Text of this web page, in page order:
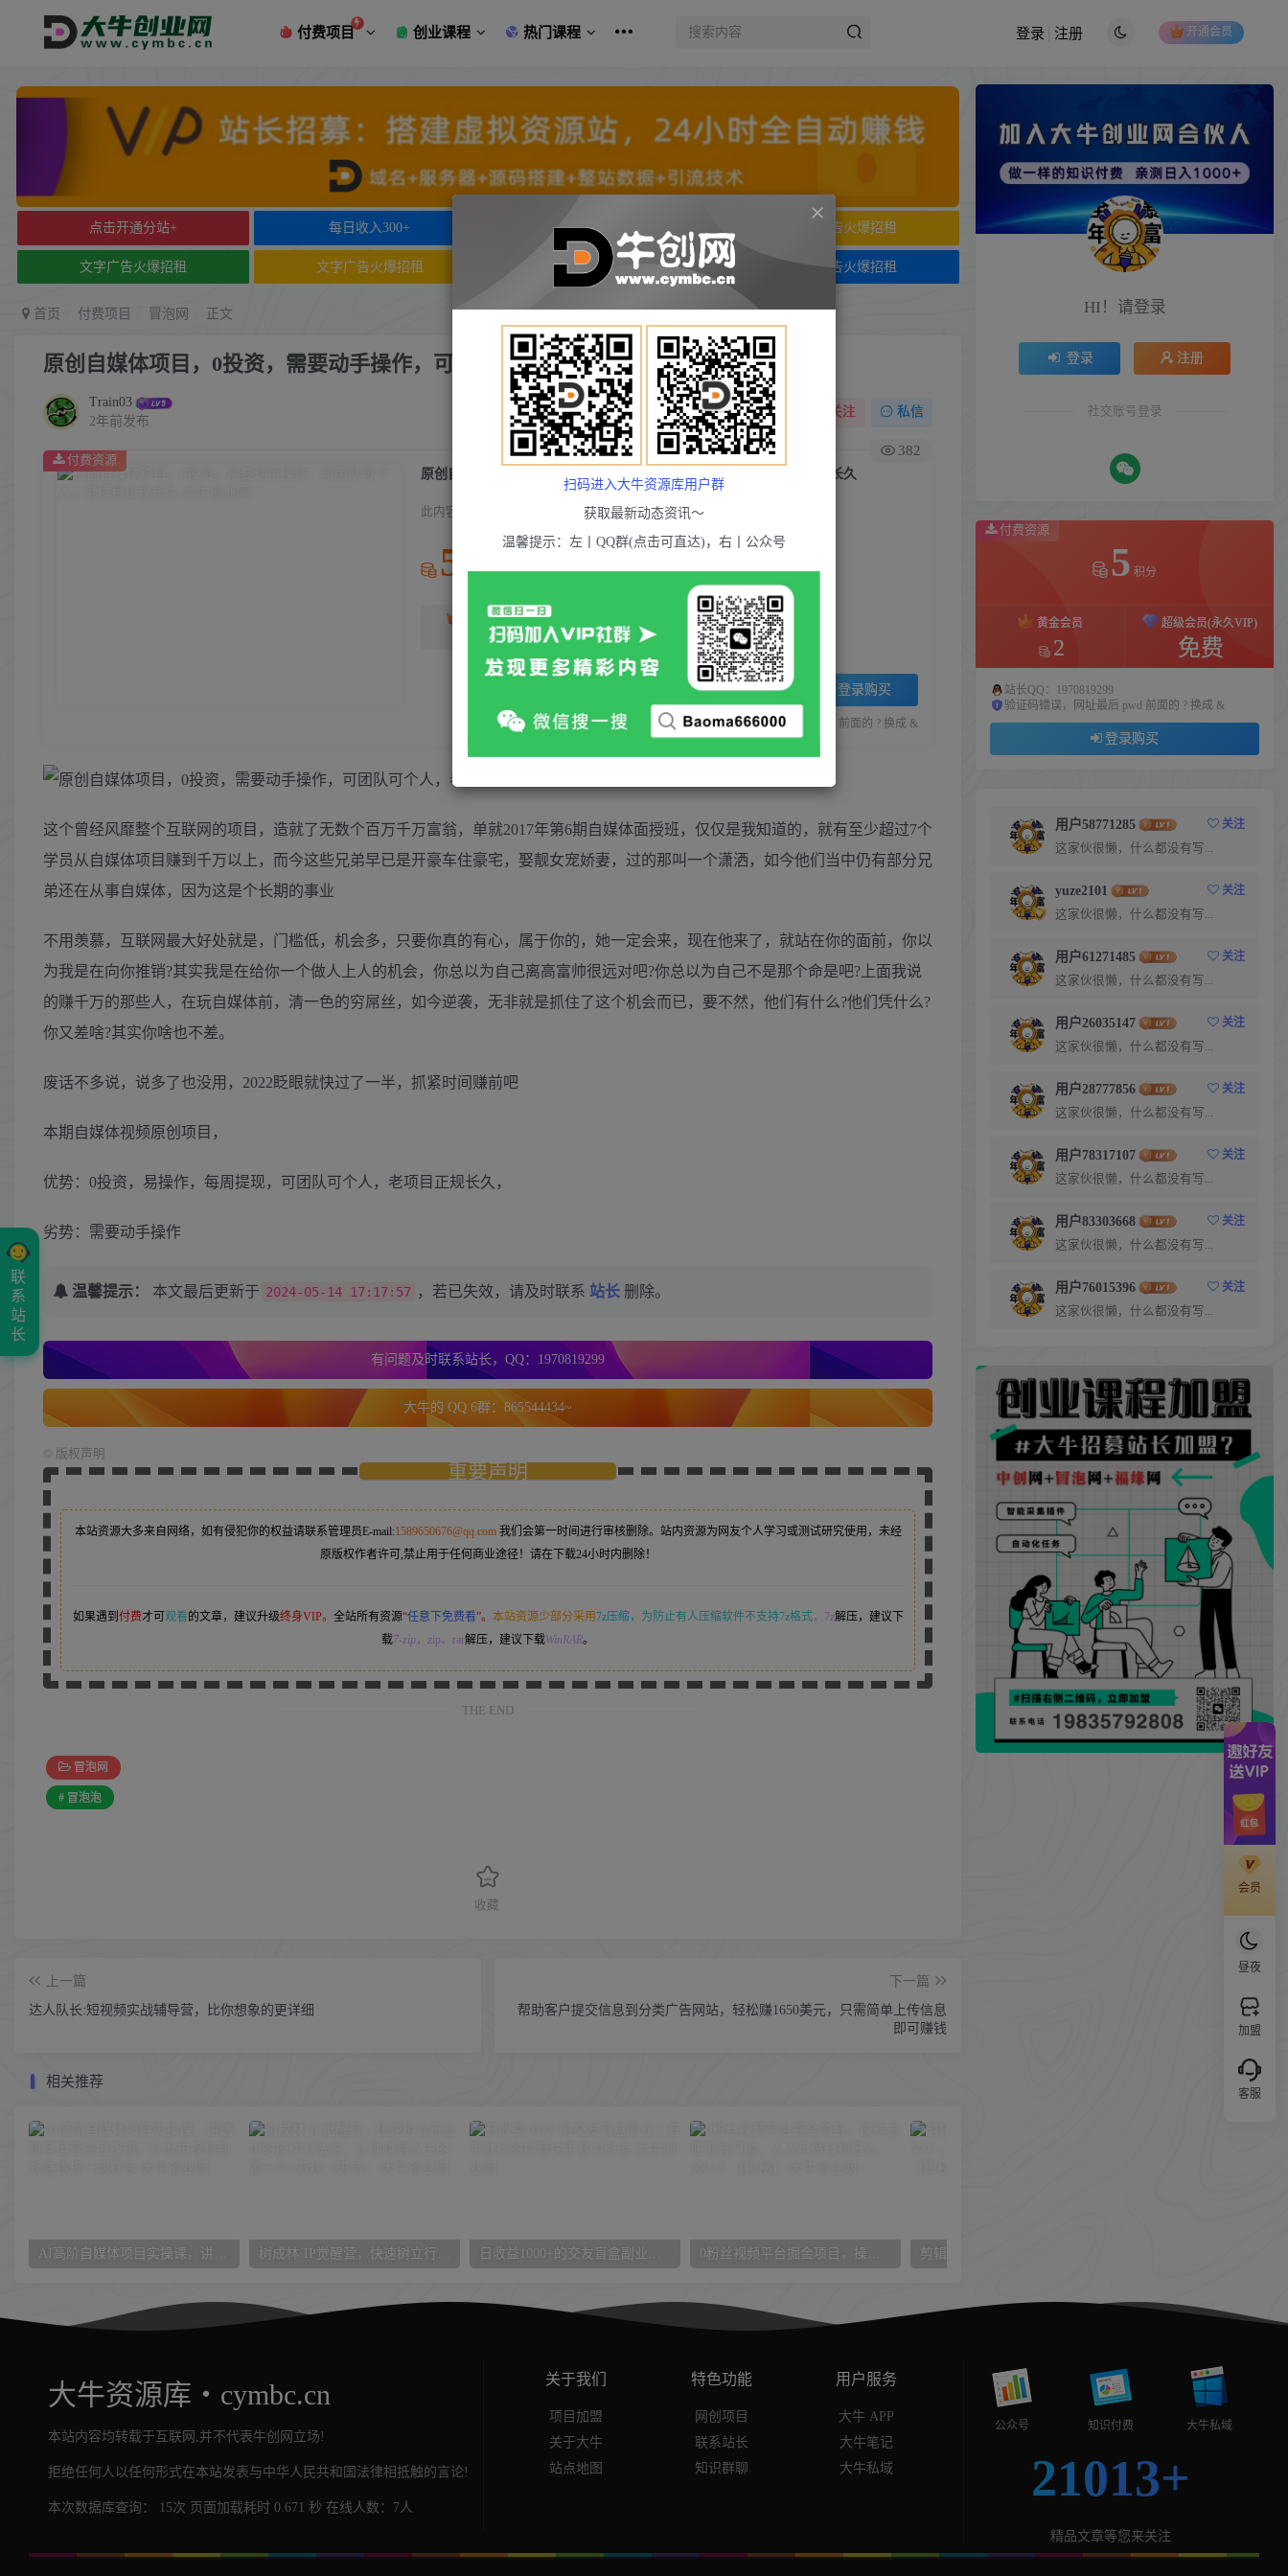
会员
昼夜
加盟
客服
付费项目 创业课程 热门课程 开通会员
登录 注册
点击开通分站+ 每日收入300+ 文字广告火爆招租 文字广告火爆招租
文字广告火爆招租 文字广告火爆招租 文字广告火爆招租 文字广告火爆招租
首页 付费项目 冒泡网 正文
原创自媒体项目，0投资，需要动手操作，可团队可个人，老项目正规长久
Train03
2年前发布
关注 私信
382
原创自媒体项目，0投资，需要动手操作，可团队可个人，老项目正规长久
此内容为付费资源，请付费后查看
5 积分
黄金会员 2
免费
登录购买
站长QQ：1970819299 验证码错误，网址最后 pwd 前面的 ? 换成 &
付费资源
这个曾经风靡整个互联网的项目，造就了无数个百万千万富翁，单就2017年第6期自媒体面授班，仅仅是我知道的，就有至少超过7个
学员从自媒体项目赚到千万以上，而今这些兄弟早已是开豪车住豪宅，娶靓女宠娇妻，过的那叫一个潇洒，如今他们当中仍有部分兄
弟还在从事自媒体，因为这是个长期的事业
不用羡慕，互联网最大好处就是，门槛低，机会多，只要你真的有心，属于你的，她一定会来，现在他来了，就站在你的面前，你以
为我是在向你推销?其实我是在给你一个做人上人的机会，你总以为自己离高富帅很远对吧?你总以为自己不是那个命是吧?上面我说
的赚千万的那些人，在玩自媒体前，清一色的穷屌丝，如今逆袭，无非就是抓住了这个机会而已，要不然，他们有什么?他们凭什么?
你又差啥?其实你啥也不差。
废话不多说，说多了也没用，2022眨眼就快过了一半，抓紧时间赚前吧
本期自媒体视频原创项目，
优势：0投资，易操作，每周提现，可团队可个人，老项目正规长久，
劣势：需要动手操作
温馨提示： 本文最后更新于 2024-05-14 17:17:57 ，若已失效，请及时联系 站长 删除。
有问题及时联系站长，QQ：1970819299
大牛的 QQ 6群：865544434~
版权声明
重要声明
本站资源大多来自网络，如有侵犯你的权益请联系管理员E-mail:1589650676@qq.com 我们会第一时间进行审核删除。站内资源为网友个人学习或测试研究使用，未经
原版权作者许可,禁止用于任何商业途径！请在下载24小时内删除！
如果遇到 付费才可观看的文章，建议升级终身VIP。 全站所有资源“任意下免费看”。 本站资源少部分采用7z压缩， 为防止有人压缩软件不支持7z格式，7z解压，建议下
载7-zip，zip、rar解压，建议下载WinRAR。
THE END
冒泡网
# 冒泡泡
收藏
上一篇
达人队长:短视频实战辅导营，比你想象的更详细
下一篇
帮助客户提交信息到分类广告网站，轻松赚1650美元，只需简单上传信息
即可赚钱
相关推荐
HI！请登录
登录 注册
社交账号登录
付费资源
5 积分
黄金会员
2
超级会员(永久VIP)
免费
站长QQ：1970819299
验证码错误，网址最后 pwd 前面的 ? 换成 &
登录购买
用户58771285
关注
这家伙很懒，什么都没有写...
yuze2101
关注
这家伙很懒，什么都没有写...
用户61271485
关注
这家伙很懒，什么都没有写...
用户26035147
关注
这家伙很懒，什么都没有写...
用户28777856
关注
这家伙很懒，什么都没有写...
用户78317107
关注
这家伙很懒，什么都没有写...
用户83303668
关注
这家伙很懒，什么都没有写...
用户76015396
关注
这家伙很懒，什么都没有写...
大牛资源库・cymbc.cn
本站内容均转载于互联网,并不代表牛创网立场!
拒绝任何人以任何形式在本站发表与中华人民共和国法律相抵触的言论!
本次数据库查询： 15次 页面加载耗时 0.671 秒 在线人数：7人
关于我们
项目加盟
关于大牛
站点地图
特色功能
网创项目
联系站长
知识群聊
用户服务
大牛 APP
大牛笔记
大牛私域
公众号 知识付费 大牛私域
21013+
精品文章等您来关注
联
系
站
长
扫码进入大牛资源库用户群
获取最新动态资讯～
温馨提示：左丨QQ群(点击可直达)，右丨公众号